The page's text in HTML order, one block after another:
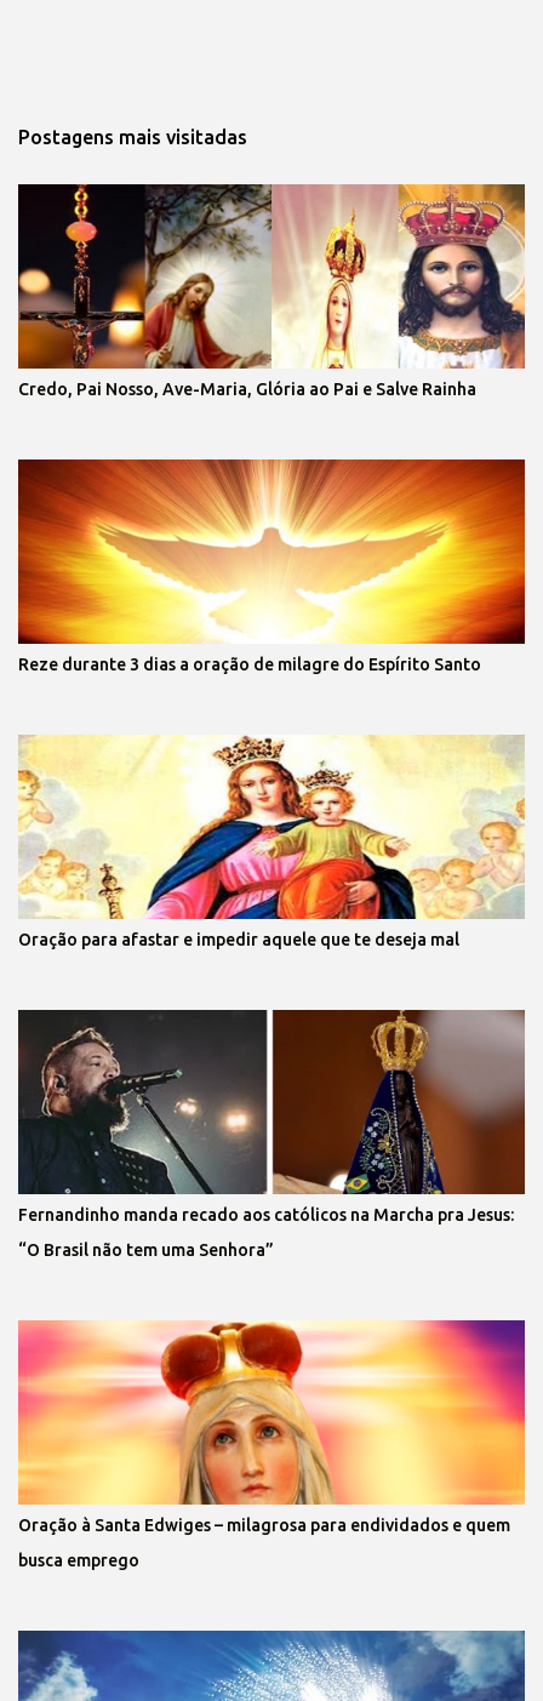
Postagens mais visitadas
Credo, Pai Nosso, Ave-Maria, Glória ao Pai e Salve Rainha
Reze durante 3 dias a oração de milagre do Espírito Santo
Oração para afastar e impedir aquele que te deseja mal
Fernandinho manda recado aos católicos na Marcha pra Jesus:
“O Brasil não tem uma Senhora”
Oração à Santa Edwiges – milagrosa para endividados e quem
busca emprego